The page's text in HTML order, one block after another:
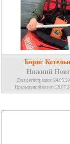
Борис
Нижний
Дата регистрации:
Предыдущий визит: